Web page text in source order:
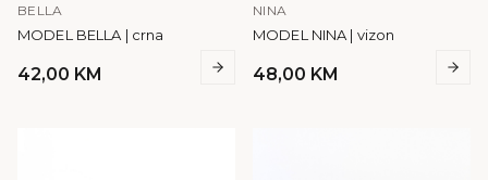
BELLA
MODEL BELLA | crna
42,00 KM
NINA
MODEL NINA | vizon
48,00 KM